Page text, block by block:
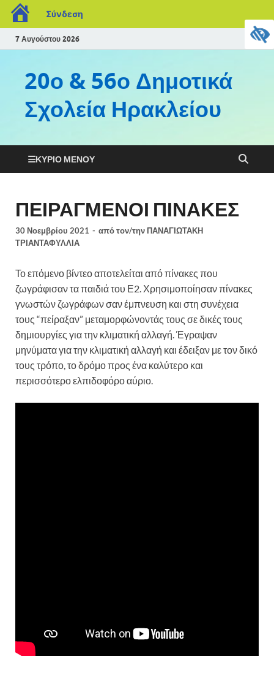
Σύνδεση
7 Αυγούστου 2026
20ο & 56ο Δημοτικά
Σχολεία Ηρακλείου
ΚΎΡΙΟ ΜΕΝΟΎ
ΠΕΙΡΑΓΜΕΝΟΙ ΠΙΝΑΚΕΣ
30 Νοεμβρίου 2021 - από τον/την ΠΑΝΑΓΙΩΤΑΚΗ
ΤΡΙΑΝΤΑΦΥΛΛΙΑ
Το επόμενο βίντεο αποτελείται από πίνακες που
ζωγράφισαν τα παιδιά του Ε2. Χρησιμοποίησαν πίνακες
γνωστών ζωγράφων σαν έμπνευση και στη συνέχεια
τους “πείραξαν” μεταμορφώνοντάς τους σε δικές τους
δημιουργίες για την κλιματική αλλαγή. Έγραψαν
μηνύματα για την κλιματική αλλαγή και έδειξαν με τον δικό
τους τρόπο, το δρόμο προς ένα καλύτερο και
περισσότερο ελπιδοφόρο αύριο.